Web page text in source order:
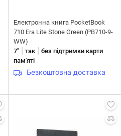
Електронна книга PocketBook
710 Era Lite Stone Green (PB710-9-
WW)
7"
так
без підтримки карти
пам'яті
Безкоштовна доставка